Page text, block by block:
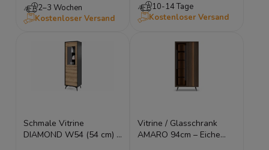
2–3 Wochen
Kostenloser Versand
10-14 Tage
Kostenloser Versand
Schmale Vitrine
DIAMOND W54 (54 cm) –
Vitrine / Glasschrank
AMARO 94cm – Eiche